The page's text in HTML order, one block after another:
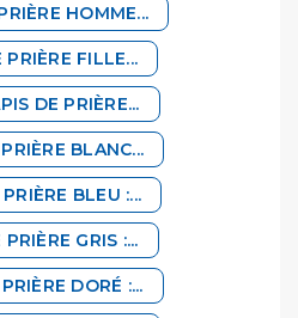
HOMME...
PRIÈRE FILLE...
DE PRIÈRE...
BLANC...
BLEU :...
GRIS :...
DORÉ :...